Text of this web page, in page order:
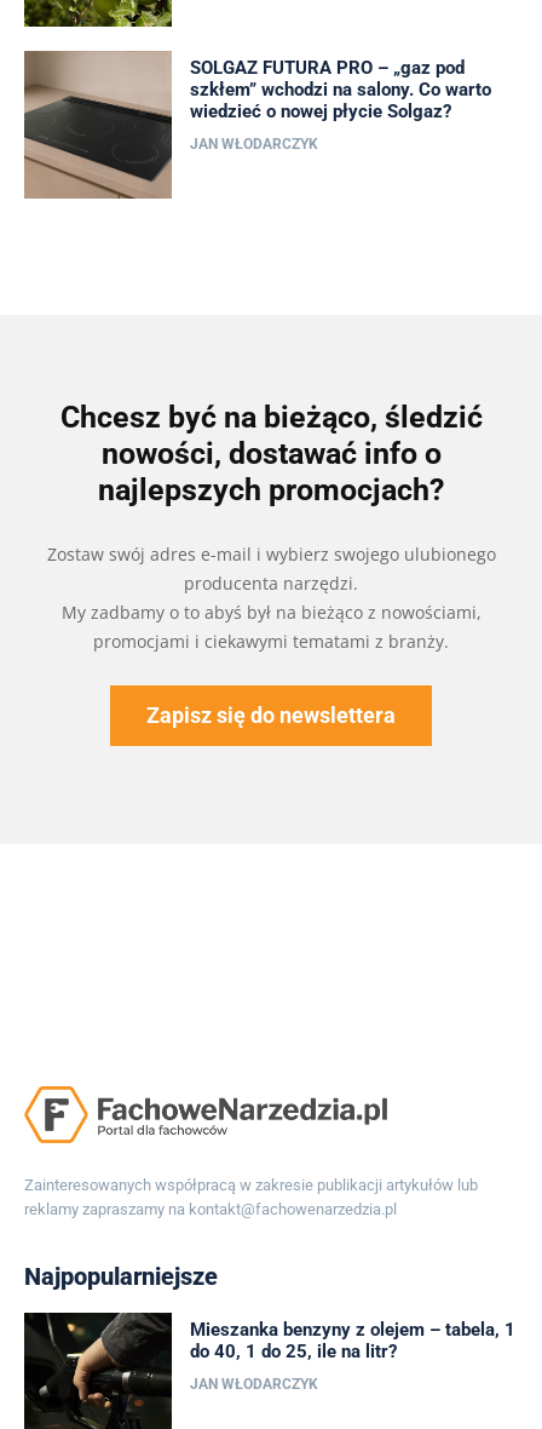
SOLGAZ FUTURA PRO – „gaz pod
szkłem” wchodzi na salony. Co warto
wiedzieć o nowej płycie Solgaz?
JAN WŁODARCZYK
Chcesz być na bieżąco, śledzić
nowości, dostawać info o
najlepszych promocjach?
Zostaw swój adres e-mail i wybierz swojego ulubionego
producenta narzędzi.
My zadbamy o to abyś był na bieżąco z nowościami,
promocjami i ciekawymi tematami z branży.
Zapisz się do newslettera
Zainteresowanych współpracą w zakresie publikacji artykułów lub
reklamy zapraszamy na kontakt@fachowenarzedzia.pl
Najpopularniejsze
Mieszanka benzyny z olejem – tabela, 1
do 40, 1 do 25, ile na litr?
JAN WŁODARCZYK